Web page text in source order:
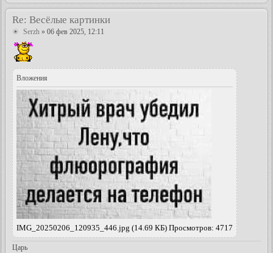
Re: Весёлые картинки
Serzh » 06 фев 2025, 12:11
Вложения
IMG_20250206_120935_446.jpg (14.69 КБ) Просмотров: 4717
Царь